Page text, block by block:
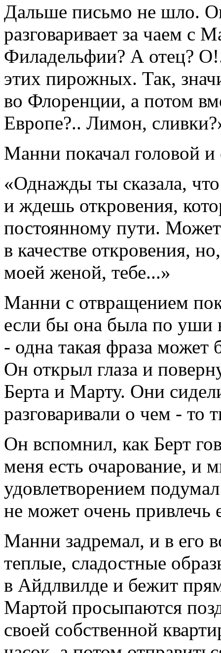
Дальше письмо не шло.
разговаривает за чаем с
Филадельфии? А отец?
этих пирожных. Так,
во Флоренции, а потом
Европе?.. Лимон,
Манни покачал головой и
«Однажды ты сказала,
и ждешь откровения,
постоянному пути.
в качестве откровения,
моей женой, тебе...»
Манни с отвращением
если бы она была по уши
- одна такая фраза может
Он открыл глаза и
Берта и Марту. Они
разговаривали о чем - то
Он вспомнил, как Берт
меня есть очарование, и
удовлетворением
не может очень привлечь
Манни задремал, и в его
теплые, сладостные
в Айдлвилде и бежит
Мартой просыпаются
своей собственной